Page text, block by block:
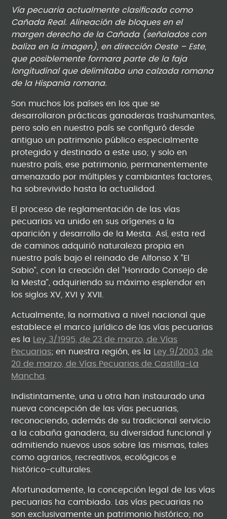
Vía pecuaria actualmente clasificada como
Cañada Real. Alineación de bloques en el
margen derecho de la Cañada (señalados con
baliza en la imagen), en dirección Oeste – Este,
que posiblemente formara parte de la faja
longitudinal que delimitaba una calzada romana
de la Hispania romana.
Son muchos los países en los que se
desarrollaron prácticas ganaderas trashumantes,
pero solo en nuestro país se configuró desde
antiguo un patrimonio público especialmente
protegido y destinado a este uso; y solo en
nuestro país, ese patrimonio, permanentemente
amenazado por múltiples y cambiantes factores,
ha sobrevivido hasta la actualidad.
El proceso de reglamentación de las vías
pecuarias va unido en sus orígenes a la
aparición y desarrollo de la Mesta. Así, esta red
de caminos adquirió naturaleza propia en
nuestro país bajo el reinado de Alfonso X “El
Sabio”, con la creación del “Honrado Consejo de
la Mesta”, adquiriendo su máximo esplendor en
los siglos XV, XVI y XVII.
Actualmente, la normativa a nivel nacional que
establece el marco jurídico de las vías pecuarias
es la
Ley 3/1995, de 23 de marzo, de Vías
Pecuarias; en nuestra región, es la
Ley 9/2003, de
20 de marzo, de Vías Pecuarias de Castilla-La
Mancha
Indistintamente, una u otra han instaurado una
nueva concepción de las vías pecuarias,
reconociendo, además de su tradicional servicio
a la cabaña ganadera, su diversidad funcional y
admitiendo nuevos usos sobre las mismas, tales
como agrarios, recreativos, ecológicos e
histórico-culturales.
Afortunadamente, la concepción legal de las vías
pecuarias ha cambiado. Las vías pecuarias no
son exclusivamente un patrimonio histórico; no